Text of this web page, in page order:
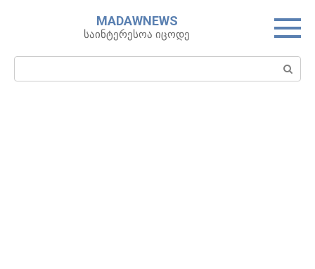
MADAWNEWS
საინტერესოა იცოდე
Search: